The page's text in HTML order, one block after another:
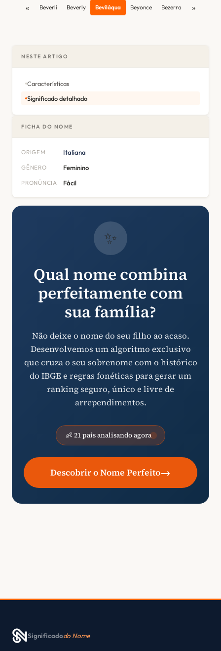
« Beverli Beverly Beviláqua Beyonce Bezerra »
NESTE ARTIGO
Características
Significado detalhado
FICHA DO NOME
ORIGEM Italiana
GÊNERO Feminino
PRONÚNCIA Fácil
✨
Qual nome combina
perfeitamente com
sua família?
Não deixe o nome do seu filho ao acaso.
Desenvolvemos um algoritmo exclusivo
que cruza o seu sobrenome com o histórico
do IBGE e regras fonéticas para gerar um
ranking seguro, único e livre de
arrependimentos.
👶 21 pais analisando agora
Descobrir o Nome Perfeito→
Significadodo Nome